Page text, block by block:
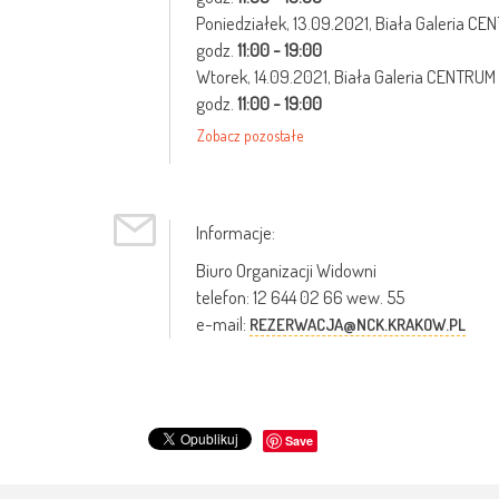
Poniedziałek,13.09.2021, Biała Galeria
godz.11:00 - 19:00
Wtorek,14.09.2021, Biała Galeria CENTRUM
godz.11:00 - 19:00
Zobacz pozostałe
Informacje:
Biuro Organizacji Widowni
telefon: 12 644 02 66 wew. 55
e-mail: REZERWACJA@NCK.KRAKOW.PL
Save